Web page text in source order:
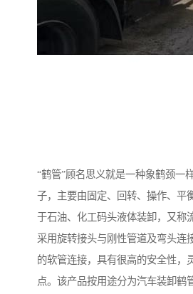
“鹤管”顾名思义就是一种象鹤颈一
子，主要由固定、回转、操作、平
于石油、化工码头液体装卸，又称
采用旋转接头与刚性管道及弯头连
的软管连接，具有很高的安全性，
点。该产品按用途分为汽车装卸鹤